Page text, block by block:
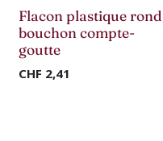
Flacon plastique
bouchon compte-
goutte
CHF 2,41